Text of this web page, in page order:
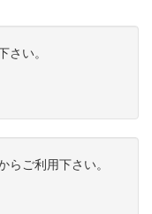
さい。
らご利用下さい。